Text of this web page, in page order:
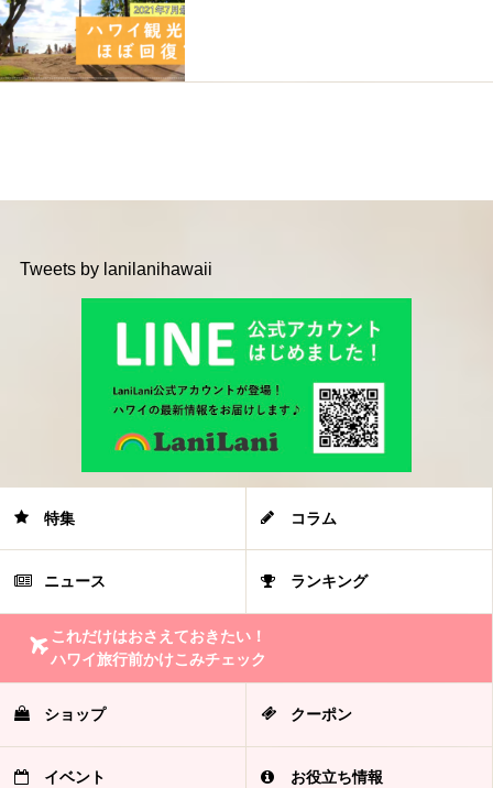
Tweets by lanilanihawaii
特集 コラム
ニュース ランキング
これだけはおさえておきたい！
ハワイ旅行前かけこみチェック
ショップ クーポン
イベント お役立ち情報